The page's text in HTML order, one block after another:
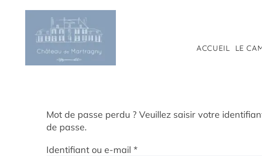
ACCUEIL LE
Mot de passe perdu ? Veuillez saisir votre
de passe.
Identifiant ou e-mail *Obligatoire